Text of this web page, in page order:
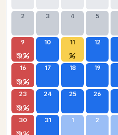
2 3 4 5
9 10 11 12
16 17 18 19
23 24 25 26
30 31 1 2